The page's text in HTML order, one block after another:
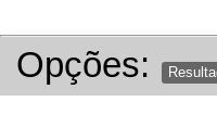
Opções: